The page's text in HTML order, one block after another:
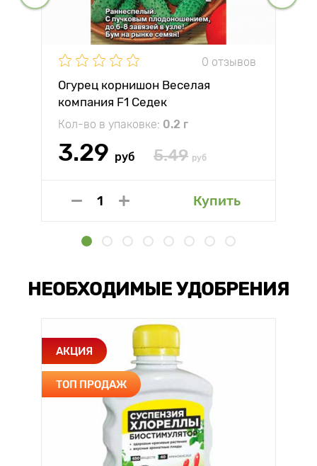
0 отзывов
Огурец корнишон Веселая
компания F1 Седек
Кол-во в упаковке: 0.2 г
3.29 руб 5.49 руб
Купить
НЕОБХОДИМЫЕ УДОБРЕНИЯ
АКЦИЯ
ТОП ПРОДАЖ